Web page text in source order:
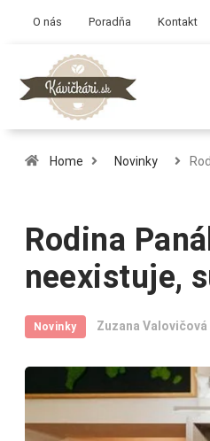
O nás Poradňa Kontakt
Home Novinky
Rodina
neexistuje,
Novinky Zuzana Valovičová